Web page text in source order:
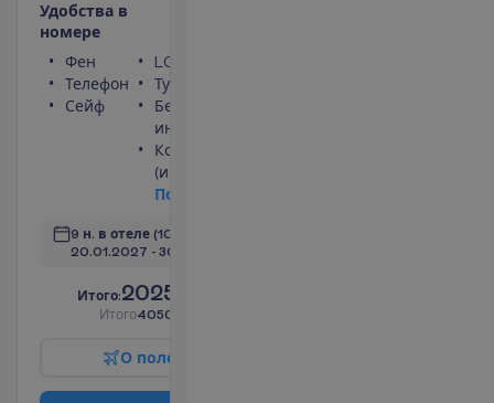
Удобства в
номере
Фен
Телефон
Сейф
LCD телевизор
Туалет
Беспроводной
интернет
Кондиционер
(индивидуальный)
По
9 н. в отеле (10 н. всего)
20.01.2027 - 30.01.2027
Итого:2025.00
Итого4050.00
О поле